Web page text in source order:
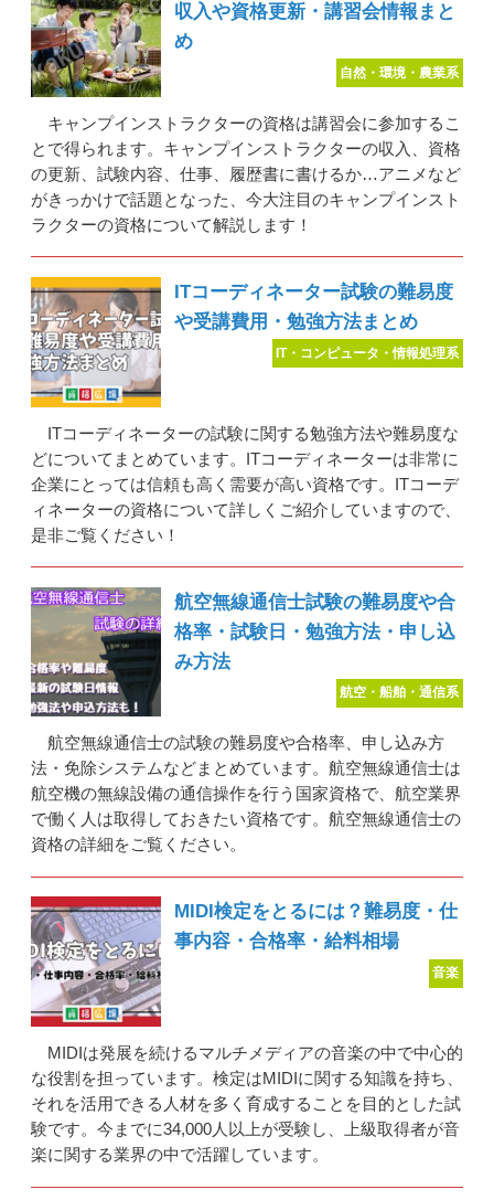
収入や資格更新・講習会情報まと
め
自然・環境・農業系
キャンプインストラクターの資格は講習会に参加するこ
とで得られます。キャンプインストラクターの収入、資格
の更新、試験内容、仕事、履歴書に書けるか…アニメなど
がきっかけで話題となった、今大注目のキャンプインスト
ラクターの資格について解説します！
ITコーディネーター試験の難易度
や受講費用・勉強方法まとめ
IT・コンピュータ・情報処理系
ITコーディネーターの試験に関する勉強方法や難易度な
どについてまとめています。ITコーディネーターは非常に
企業にとっては信頼も高く需要が高い資格です。ITコーデ
ィネーターの資格について詳しくご紹介していますので、
是非ご覧ください！
航空無線通信士試験の難易度や合
格率・試験日・勉強方法・申し込
み方法
航空・船舶・通信系
航空無線通信士の試験の難易度や合格率、申し込み方
法・免除システムなどまとめています。航空無線通信士は
航空機の無線設備の通信操作を行う国家資格で、航空業界
で働く人は取得しておきたい資格です。航空無線通信士の
資格の詳細をご覧ください。
MIDI検定をとるには？難易度・仕
事内容・合格率・給料相場
音楽
MIDIは発展を続けるマルチメディアの音楽の中で中心的
な役割を担っています。検定はMIDIに関する知識を持ち、
それを活用できる人材を多く育成することを目的とした試
験です。今までに34,000人以上が受験し、上級取得者が音
楽に関する業界の中で活躍しています。